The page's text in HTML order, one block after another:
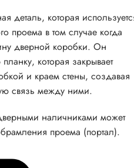
деталь, которая
проема в том случае когда
дверной коробки. Он
которая закрывает
и краем стены, создавая
связь между ними.
наличниками может
проема (портал).